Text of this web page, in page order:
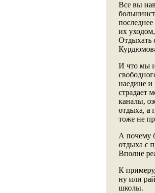
Все вы
их
Отдыхать
И что мы
наедине и
страдает
каналы,
отдыха, а
тоже не
А почему
отдыха с
Вполне
К
ну или
школы.